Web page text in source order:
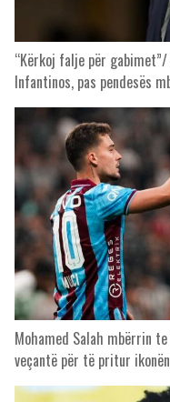
“Kërkoj falje për
Infantinos, pas pendesës
Mohamed Salah mbërrin
veçantë për të pritur